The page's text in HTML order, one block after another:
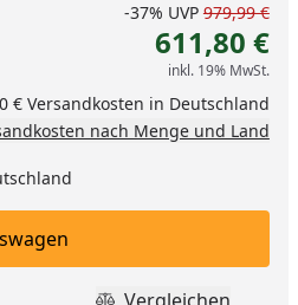
erhöhen
-37% UVP 979,99 €
611,80 €
inkl. 19% MwSt.
€ Versandkosten in Deutschland
nach Menge und Land
Einkaufswagen legen